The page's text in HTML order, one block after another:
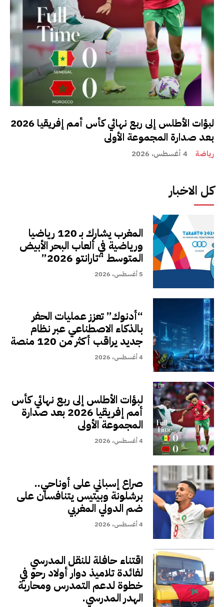
لبؤات الأطلس إلى ربع نهائي كأس أمم إفريقيا 2026
بعد صدارة المجموعة الأولى
رياضة 4 أغسطس، 2026
كل الاخبار
المغرب يشارك بـ 120 رياضيا
ورياضية في ألعاب البحر الأبيض
المتوسط “تارانتو 2026”
5 أغسطس، 2026
“أدنوك” تعزز عمليات الحفر
بالذكاء الاصطناعي عبر نظام
جديد يراقب أكثر من 120 منصة
4 أغسطس، 2026
لبؤات الأطلس إلى ربع نهائي كأس
أمم إفريقيا 2026 بعد صدارة
المجموعة الأولى
4 أغسطس، 2026
صراع إسباني على أوناحي..
برشلونة وبيتيس يتنافسان على
ضم الدولي المغربي
4 أغسطس، 2026
اقتناء حافلة للنقل المدرسي
لفائدة تلاميذ دوار أولاد رحو في
خطوة لدعم التمدرس ومحاربة
الهدر المدرسي.